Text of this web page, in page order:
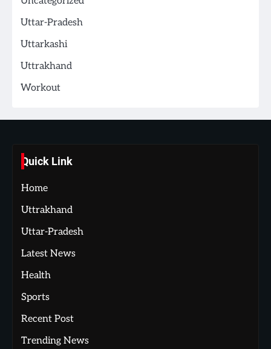
Uttar-Pradesh
Uttarkashi
Uttrakhand
Workout
Quick Link
Home
Uttrakhand
Uttar-Pradesh
Latest News
Health
Sports
Recent Post
Trending News